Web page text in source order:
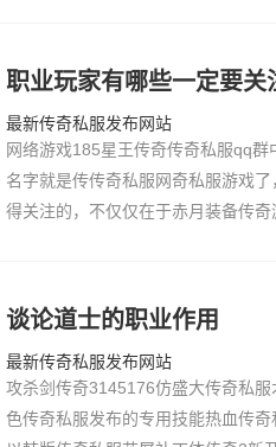
职业玩家有哪些一定要关
最新传奇私服发布网站
网络游戏185星王传奇传奇私服qq
名字就是传传奇私服网奇私服游戏
得关注的，不仅仅在于赤月装备传
谈论道士的职业作用
最新传奇私服发布网站
攻杀剑传奇3145176仿盛大传奇私
色传奇私服发布的专用技能热血传